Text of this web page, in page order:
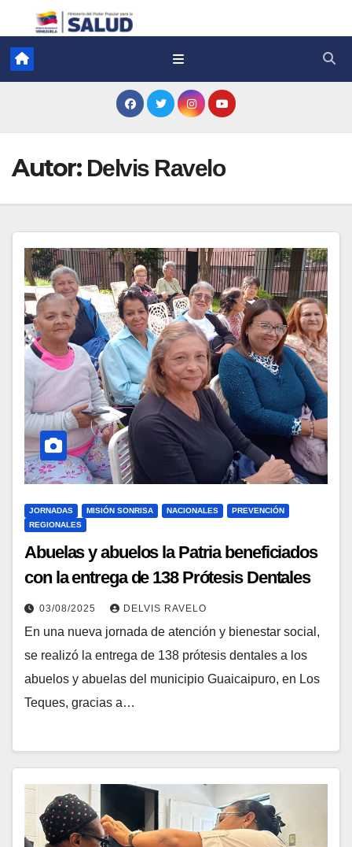
Autor: Delvis Ravelo
JORNADAS MISIÓN SONRISA NACIONALES
PREVENCIÓN
REGIONALES
Abuelas y abuelos la Patria beneficiados
con la entrega de 138 Prótesis Dentales
en Los Teques
03/08/2025 DELVIS RAVELO
En una nueva jornada de atención y bienestar social,
se realizó la entrega de 138 prótesis dentales a los
abuelos y abuelas del municipio Guaicaipuro, en Los
Teques, gracias a…